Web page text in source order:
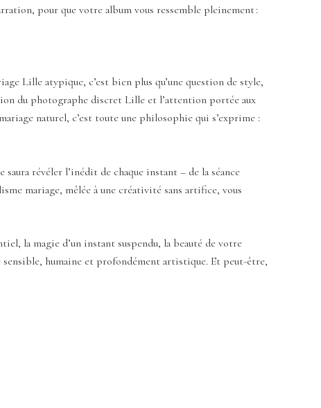
pour que votre album vous ressemble pleinement :
Lille atypique, c’est bien plus qu’une question de style,
du photographe discret Lille et l’attention portée aux
naturel, c’est toute une philosophie qui s’exprime :
révéler l’inédit de chaque instant – de la séance
mariage, mêlée à une créativité sans artifice, vous
la magie d’un instant suspendu, la beauté de votre
humaine et profondément artistique. Et peut-être,